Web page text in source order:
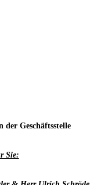
der Geschäftsstelle
Sie: